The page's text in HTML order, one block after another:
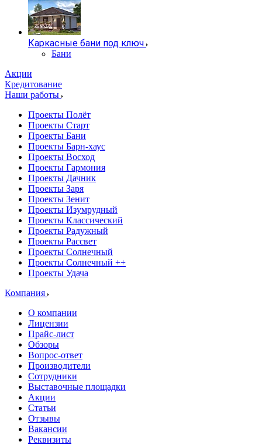
Каркасные бани под ключ
Бани
Акции
Кредитование
Наши работы
Проекты Полёт
Проекты Старт
Проекты Бани
Проекты Барн-хаус
Проекты Восход
Проекты Гармония
Проекты Дачник
Проекты Заря
Проекты Зенит
Проекты Изумрудный
Проекты Классический
Проекты Радужный
Проекты Рассвет
Проекты Солнечный
Проекты Солнечный ++
Проекты Удача
Компания
О компании
Лицензии
Прайс-лист
Обзоры
Вопрос-ответ
Производители
Сотрудники
Выставочные площадки
Акции
Статьи
Отзывы
Вакансии
Реквизиты